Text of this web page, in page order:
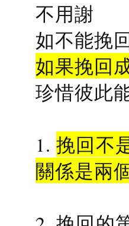
不用謝
如不能挽
如果挽回
珍惜彼此
1.挽回不
關係是兩